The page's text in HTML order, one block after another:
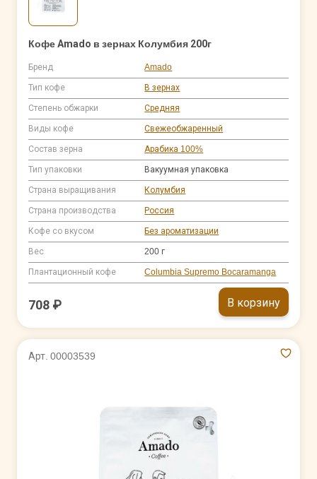
Кофе Amado в зернах Колумбия 200г
Бренд Amado
Тип кофе В зернах
Степень обжарки Средняя
Виды кофе Свежеобжаренный
Состав зерна Арабика 100%
Тип упаковки Вакуумная упаковка
Страна выращивания Колумбия
Страна производства Россия
Кофе со вкусом Без ароматизации
Вес 200 г
Плантационный кофе Columbia Supremo Bocaramanga
708 ₽ В корзину
Арт. 00003539